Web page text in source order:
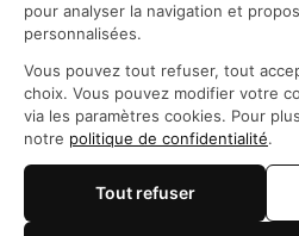
Coordonnées
Questions fréquemment posées
© 2026
pour analyser la navigation et
personnalisées.
Vous pouvez tout refuser, tout
choix. Vous pouvez modifier votre
via les paramètres cookies. Pour
notre politique de confidentialité.
Tout refuser